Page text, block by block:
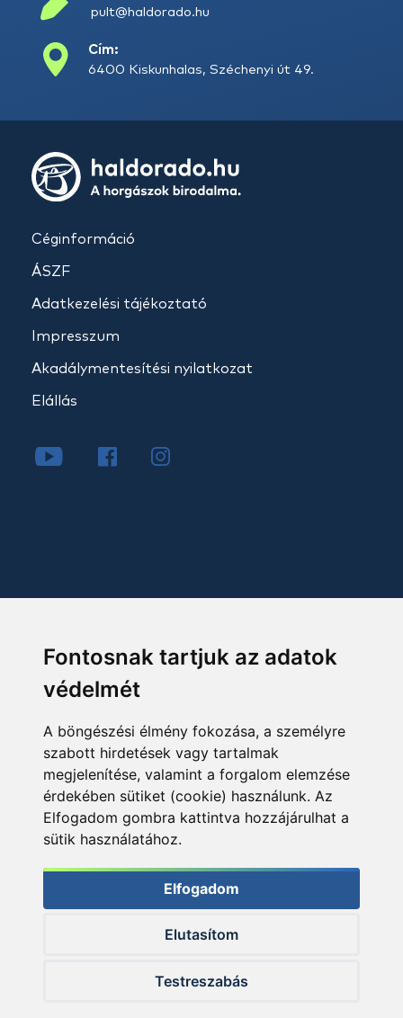
Fontosnak tartjuk az adatok
védelmét
A böngészési élmény fokozása, a személyre
szabott hirdetések vagy tartalmak
megjelenítése, valamint a forgalom elemzése
érdekében sütiket (cookie) használunk. Az
Elfogadom gombra kattintva hozzájárulhat a
sütik használatához.
Elfogadom
Elutasítom
Testreszabás
pult@haldorado.hu
Cím:
6400 Kiskunhalas, Széchenyi út 49.
Céginformáció
ÁSZF
Adatkezelési tájékoztató
Impresszum
Akadálymentesítési nyilatkozat
Elállás